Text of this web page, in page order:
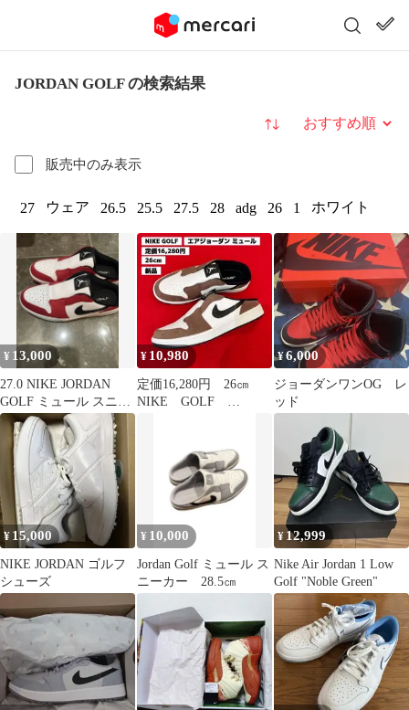
JORDAN GOLF の検索結果
販売中のみ表示
並び替え
27 ウェア 26.5 25.5 27.5 28 adg 26 1 ホワイト
¥ 13,000
27.0 NIKE JORDAN
GOLF ミュール スニー
カー MULE
¥ 10,980
定価16,280円 26㎝
NIKE GOLF
¥6,000
ジョーダンワンOG レ
ッド
¥ 15,000
NIKE JORDAN ゴルフ
シューズ
¥ 10,000
Jordan Golf ミュール ス
ニーカー 28.5㎝
¥ 12,999
Nike Air Jordan 1 Low
Golf "Noble Green"